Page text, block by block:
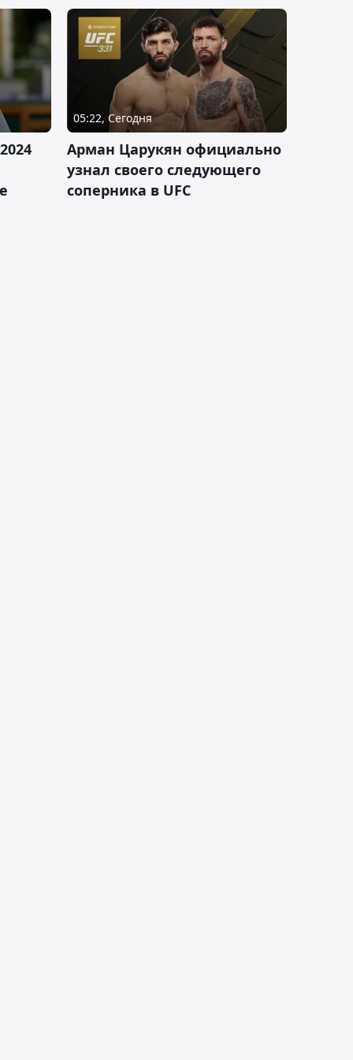
05:22, Сегодня
Арман Царукян официально
узнал своего следующего
соперника в UFC